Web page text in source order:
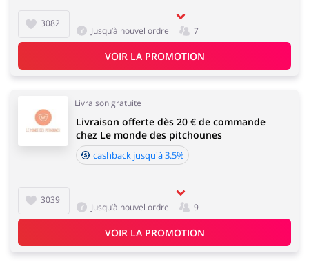
3082
Jusqu’à nouvel ordre 7
VOIR LA PROMOTION
Livraison gratuite
3039
Livraison offerte dès 20 € de commande
chez Le monde des pitchounes
cashback jusqu'à 3.5%
Jusqu’à nouvel ordre 9
VOIR LA PROMOTION